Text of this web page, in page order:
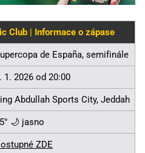
Club | Informace o zápase
de España, semifinále
1. 2026 od 20:00
Abdullah Sports City, Jeddah
🌙 jasno
ZDE